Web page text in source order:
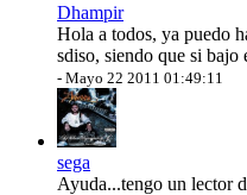
Dhampir
Hola a todos, ya puedo
sdiso, siendo que si bajo
- Mayo 22 2011 01:49:11
sega
Ayuda...tengo un lector